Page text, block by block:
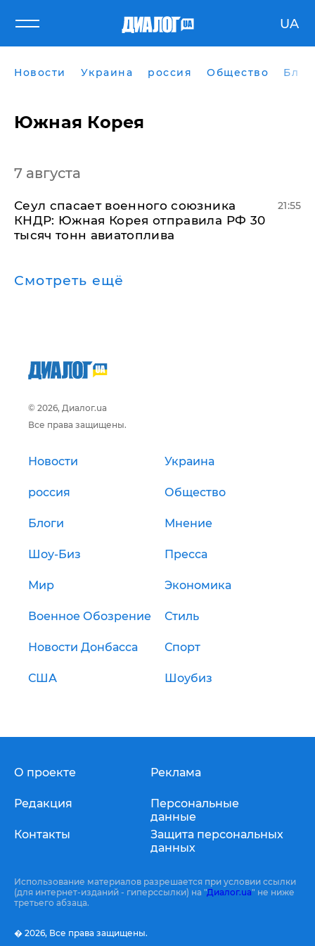
UA
Новости Украина россия Общество
Южная Корея
7 августа
​Сеул спасает военного союзника
КНДР: Южная Корея отправила РФ 30
тысяч тонн авиатоплива
21:55
Смотреть ещё
© 2026, Диалог.ua
Все права защищены.
Новости Украина
россия Общество
Блоги Мнение
Шоу-Биз Пресса
Мир Экономика
Военное Обозрение Стиль
Новости Донбасса Спорт
США Шоубиз
О проекте
Редакция
Контакты
Реклама
Персональные
данные
Защита персональных
данных
Использование материалов разрешается при условии ссылки
(для интернет-изданий - гиперссылки) на "Диалог.ua" не ниже
третьего абзаца.
� 2026, Все права защищены.